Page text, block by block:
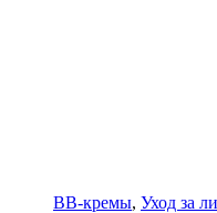
BB-кремы, Уход за